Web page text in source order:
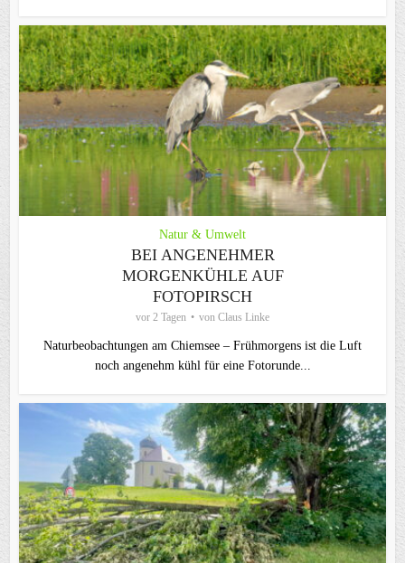
Natur & Umwelt
BEI ANGENEHMER
MORGENKÜHLE AUF
FOTOPIRSCH
vor 2 Tagen von Claus Linke
Naturbeobachtungen am Chiemsee – Frühmorgens ist die Luft
noch angenehm kühl für eine Fotorunde...